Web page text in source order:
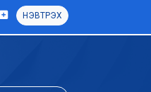
НЭВТРЭХ